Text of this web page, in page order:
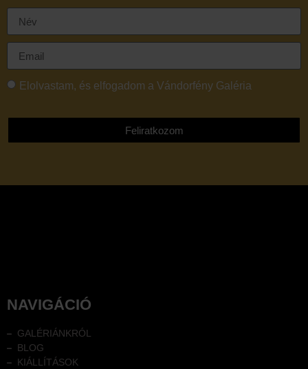
Elolvastam, és elfogadom a Vándorfény Galéria
Feliratkozom
NAVIGÁCIÓ
GALÉRIÁNKRÓL
BLOG
KIÁLLÍTÁSOK